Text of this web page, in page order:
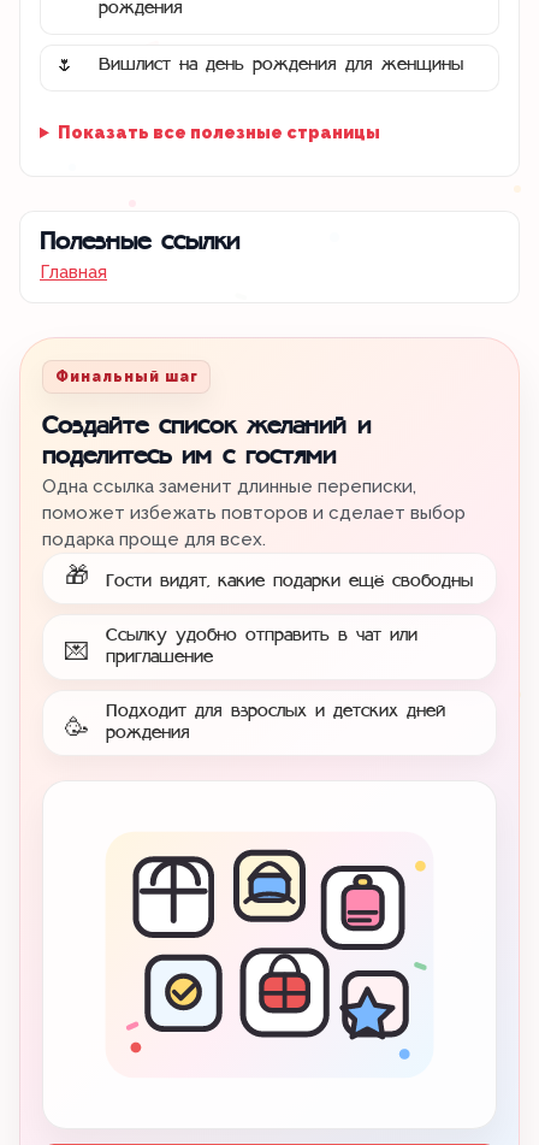
рождения
🌷 Вишлист на день рождения для женщины
Показать все полезные страницы
Полезные ссылки
Главная
Финальный шаг
Создайте список желаний и
поделитесь им с гостями
Одна ссылка заменит длинные переписки,
поможет избежать повторов и сделает выбор
подарка проще для всех.
🎁 Гости видят, какие подарки ещё свободны
💌
Ссылку удобно отправить в чат или
приглашение
🥳
Подходит для взрослых и детских дней
рождения